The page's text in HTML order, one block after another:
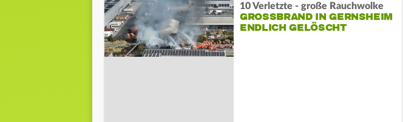
10 Verletzte - große Rauchwolke
GROSSBRAND IN GERNSHEIM E
NDLICH GELÖSCHT